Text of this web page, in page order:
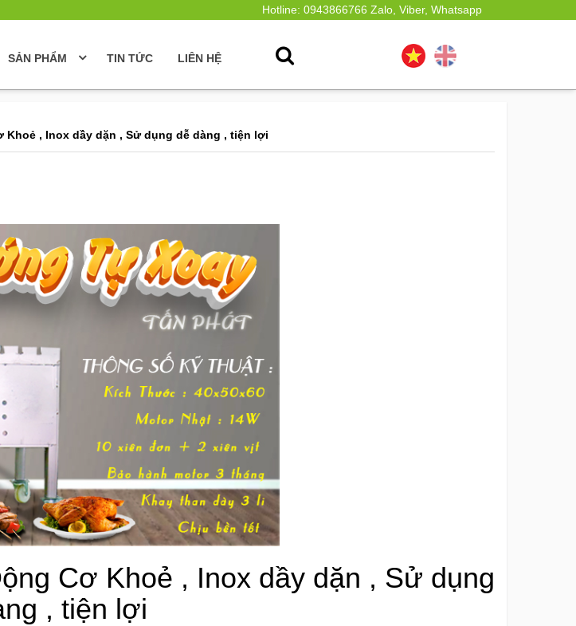
Hotline: 0943866766 Zalo, Viber, Whatsapp
SẢN PHẨM TIN TỨC LIÊN HỆ
Khoẻ , Inox dầy dặn , Sử dụng dễ dàng , tiện lợi
Cơ Khoẻ , Inox dầy dặn , Sử dụng
, tiện lợi